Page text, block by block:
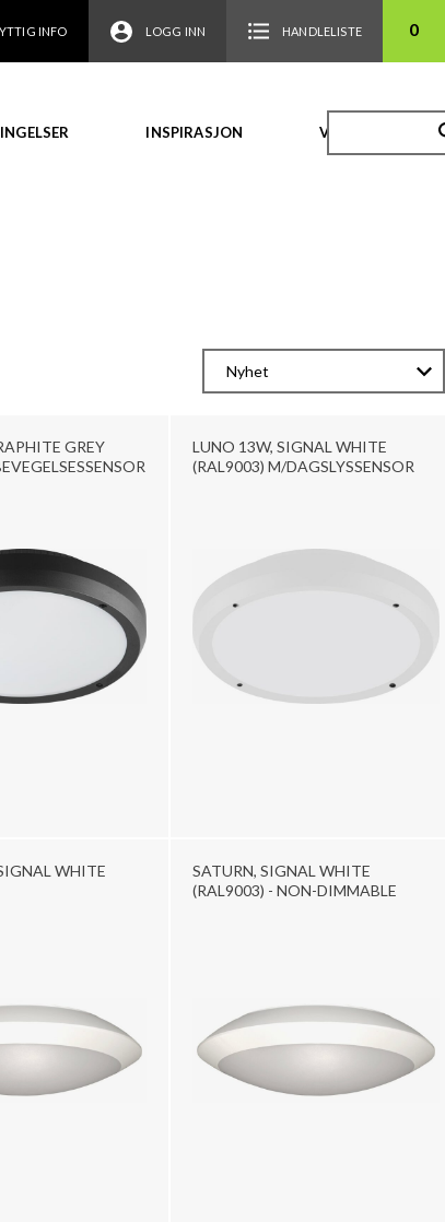
INFO LOGG INN HANDLELISTE 0
INSPIRASJON VIDEO
GREY
LUNO 13W, SIGNAL WHITE
(RAL9003) M/DAGSLYSSENSOR
WHITE
SATURN, SIGNAL WHITE
(RAL9003) - NON-DIMMABLE